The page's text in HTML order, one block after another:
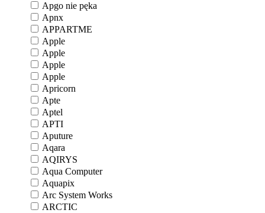
Apgo nie pęka
Apnx
APPARTME
Apple
Apple
Apple
Apple
Apricorn
Apte
Aptel
APTI
Aputure
Aqara
AQIRYS
Aqua Computer
Aquapix
Arc System Works
ARCTIC